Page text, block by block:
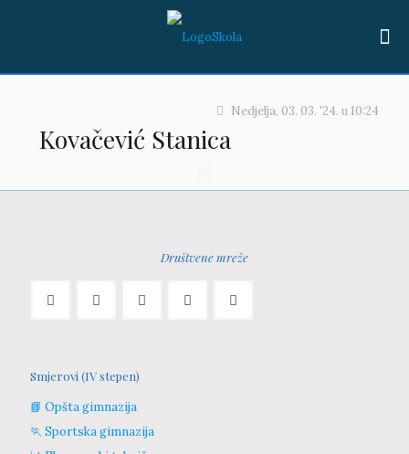
Nedjelja, 03. 03. '24. u10:24
Kovačević Stanica
Društvene mreže
Smjerovi (IV stepen)
📘 Opšta gimnazija
🏃 Sportska gimnazija